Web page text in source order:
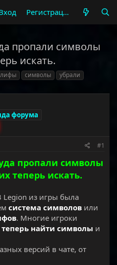
Регистрация
пропали символы
искать.
символы убрали
форума
#1
пропали символы
теперь искать.
Legion из игры была
система символов или
. Многие игроки
теперь найти символы и
версий в чате, от